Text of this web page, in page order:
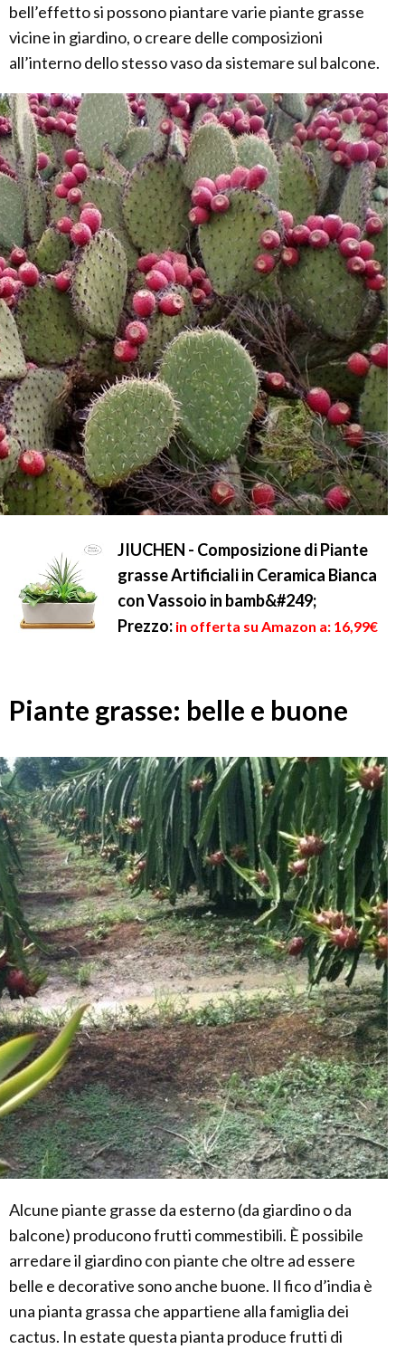
bell’effetto si possono piantare varie piante grasse
vicine in giardino, o creare delle composizioni
all’interno dello stesso vaso da sistemare sul balcone.
JIUCHEN - Composizione di Piante
grasse Artificiali in Ceramica Bianca
con Vassoio in bamb&#249;
Prezzo: in offerta su Amazon a: 16,99€
Piante grasse: belle e buone
Alcune piante grasse da esterno (da giardino o da
balcone) producono frutti commestibili. È possibile
arredare il giardino con piante che oltre ad essere
belle e decorative sono anche buone. Il fico d’india è
una pianta grassa che appartiene alla famiglia dei
cactus. In estate questa pianta produce frutti di